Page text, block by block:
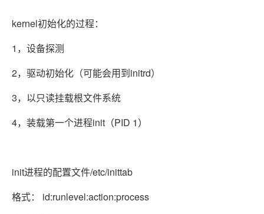
kernel初始化的过程：
1，设备探测
2，驱动初始化（可能会用到initrd）
3，以只读挂载根文件系统
4，装载第一个进程init（PID 1）
init进程的配置文件/etc/inittab
格式： id:runlevel:action:process